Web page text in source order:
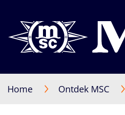
Home Ontdek MSC